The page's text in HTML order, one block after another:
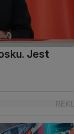
Jest